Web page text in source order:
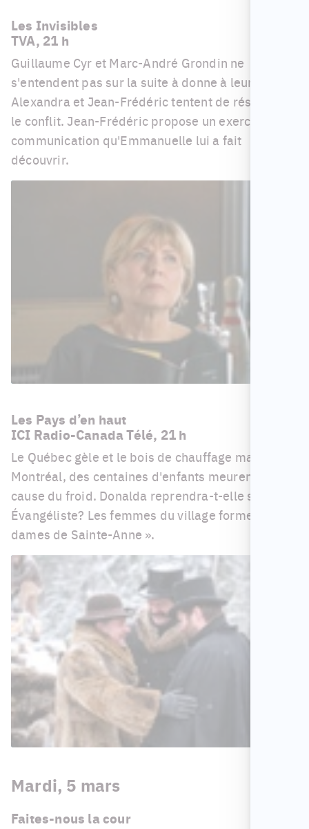
Les Invisibles
TVA, 21 h
Guillaume Cyr et Marc-André Grondin ne
s'entendent pas sur la suite à donne à leur série.
Alexandra et Jean-Frédéric tentent de résoudre
le conflit. Jean-Frédéric propose un exercice de
communication qu'Emmanuelle lui a fait
découvrir.
Les Pays d’en haut
ICI Radio-Canada Télé, 21 h
Le Québec gèle et le bois de chauffage manque. À
Montréal, des centaines d'enfants meurent à
cause du froid. Donalda reprendra-t-elle son petit
Évangéliste? Les femmes du village forment « Les
dames de Sainte-Anne ».
Mardi, 5 mars
Faites-nous la cour